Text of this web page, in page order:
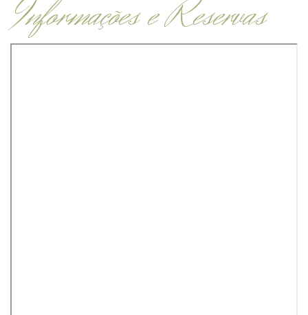
Informações e Reservas